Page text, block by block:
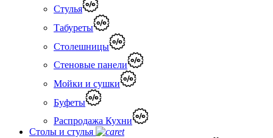
Стулья
Табуреты
Столешницы
Стеновые панели
Мойки и сушки
Буфеты
Распродажа Кухни
Столы и стулья